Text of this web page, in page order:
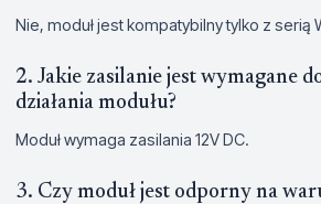
Nie, moduł jest kompatybilny tylko z serią
2. Jakie zasilanie jest wymagane
działania modułu?
Moduł wymaga zasilania 12V DC.
3. Czy moduł jest odporny na